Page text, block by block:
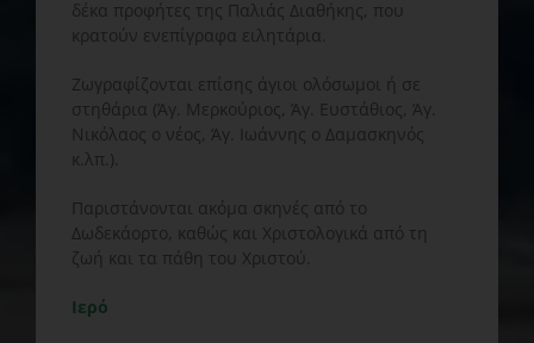
δέκα προφήτες της Παλιάς Διαθήκης, που
κρατούν ενεπίγραφα ειλητάρια.
Ζωγραφίζονται επίσης άγιοι ολόσωμοι ή σε
στηθάρια (Άγ. Μερκούριος, Άγ. Ευστάθιος, Άγ.
Νικόλαος ο νέος, Άγ. Ιωάννης ο Δαμασκηνός
κ.λπ.).
Παριστάνονται ακόμα σκηνές από το
Δωδεκάορτο, καθώς και Χριστολογικά από τη
ζωή και τα πάθη του Χριστού.
Ιερό